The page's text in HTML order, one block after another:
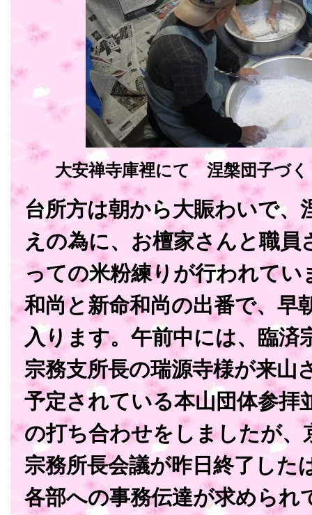
大安禅寺庫裡にて 涅槃団子づ
台所方は朝から大賑わいで、
えの為に、お檀家さんと職員
っての米粉練りが行われてい
和尚と新命和尚の出番で、早
入ります。午前中には、臨済
宗務支所長の瑞源寺様が来山
予定されている本山団体参拝
の打ち合わせをしましたが、
宗務所長会議が昨日終了した
各部への事務伝達が求められ